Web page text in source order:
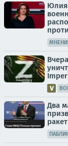
Юлия
Два